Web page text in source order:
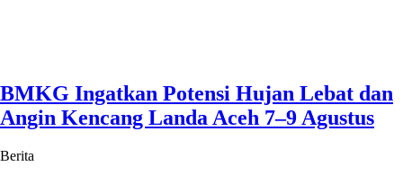
BMKG Ingatkan Potensi Hujan Lebat dan
Angin Kencang Landa Aceh 7–9 Agustus
Berita